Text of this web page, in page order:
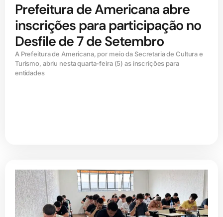
Prefeitura de Americana abre
inscrições para participação no
Desfile de 7 de Setembro
A Prefeitura de Americana, por meio da Secretaria de Cultura e
Turismo, abriu nesta quarta-feira (5) as inscrições para
entidades